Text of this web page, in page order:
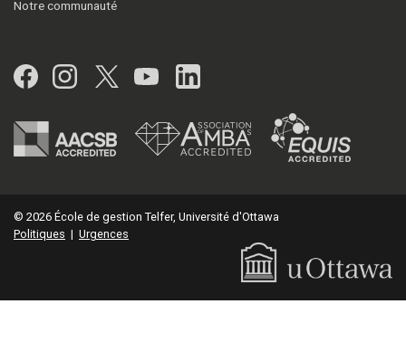
Notre communauté
Facebook
Instagram
Twitter
YouTubeLinkedIn
© 2026 École de gestion Telfer, Université d'Ottawa
Politiques | Urgences